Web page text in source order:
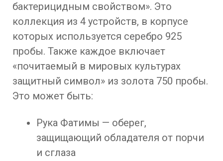
бактерицидным свойством». Это
коллекция из 4 устройств, в корпусе
которых используется серебро 925
пробы. Также каждое включает
«почитаемый в мировых культурах
защитный символ» из золота 750 пробы.
Это может быть:
Рука Фатимы — оберег,
защищающий обладателя от порчи
и сглаза